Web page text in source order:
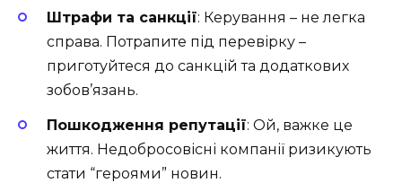
Штрафи та санкції: Керування – не легка
справа. Потрапите під перевірку –
приготуйтеся до санкцій та додаткових
зобов’язань.
Пошкодження репутації: Ой, важке це
життя. Недобросовісні компанії ризикують
стати “героями” новин.